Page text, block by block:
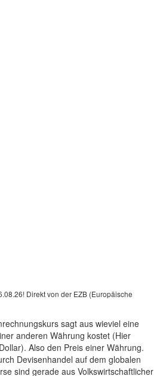
Direkt von der EZB (Europäische
sagt aus wieviel eine
anderen Währung kostet (Hier
Also den Preis einer Währung.
Devisenhandel auf dem globalen
sind gerade aus Volkswirtschaftlicher